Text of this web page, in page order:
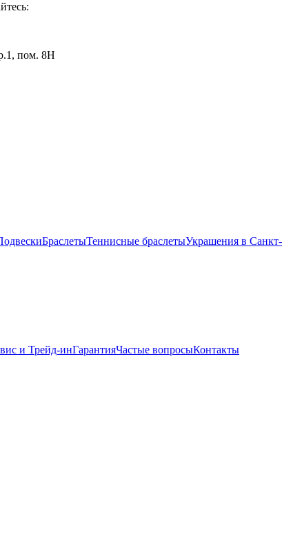
пом. 8Н
БраслетыТеннисные браслетыУкрашения в
и Трейд-инГарантияЧастые вопросыКонтакты